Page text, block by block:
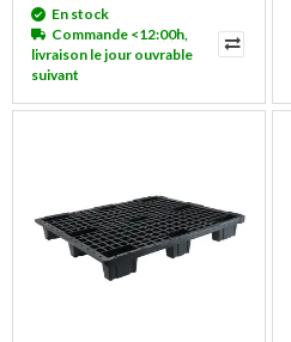
En stock
Commande <12:00h,
livraison le jour ouvrable
suivant